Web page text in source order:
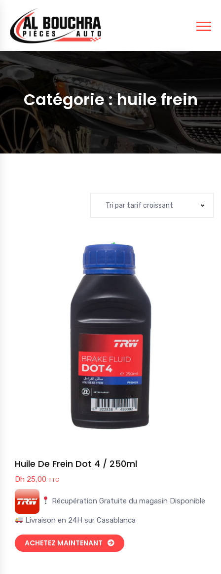
Catégorie :huile frein
Tri par tarif croissant
Huile De Frein Dot 4 / 250ml
Dh 25,00 TTC
Récupération Gratuite du magasin Disponible
Livraison en 24H sur Casablanca
ACHETEZ MAINTENANT